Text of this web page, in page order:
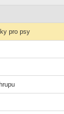
pro psy